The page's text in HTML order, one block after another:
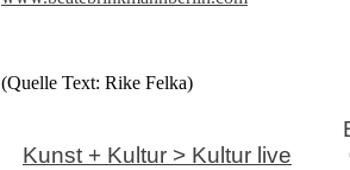
(Quelle Text: Rike Felka)
Kunst + Kultur > Kultur live